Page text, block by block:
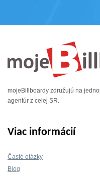
mojeBillboardy združujú na
agentúr z celej SR.
Viac informácií
Časté otázky
Blog